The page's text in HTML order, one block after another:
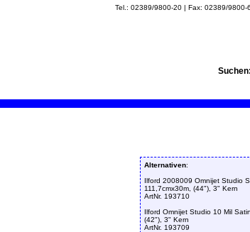
Tel.: 02389/9800-20 | Fax: 02389/
Suchen:
Alternativen:
Ilford 2008009 Omnijet Studio
111,7cmx30m, (44"), 3" Kern
ArtNr. 193710
Ilford Omnijet Studio 10 Mil
(42"), 3" Kern
ArtNr. 193709